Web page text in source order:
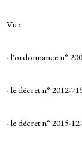
Vu :
- l'ordonnance n°
- le décret n° 2012-
- le décret n° 2015-